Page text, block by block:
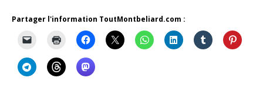
Partager l'information ToutMontbeliard.com :